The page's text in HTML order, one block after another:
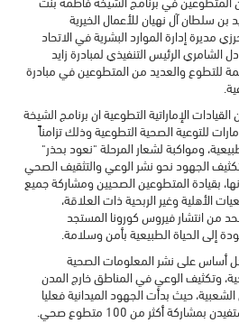
سلطان آل نهيان للأعمال الخيرية
مديرة إدارة الموارد البشرية في الاتحاد
الشامري الرئيس التنفيذي لمبادرة زايد
للتطوع والعديد من المتطوعين في مبادرة
الإماراتية التطوعية ان برنامج الشيخة
للتوعية الصحية التطوعية وذلك تزامناً
ومواكبة لشعار المرحلة "نعود بحذر"
الجهود نحو نشر الوعي والتثقيف الصحي
بقيادة المتطوعين الصحيين ومشاركة جميع
الأهلية وغير الربحية ذات العلاقة،
من انتشار فيروس كورونا المستجد
أساس على نشر المعلومات الصحية
وتكثيف الوعي في المناطق خارج المدن
الشعبية، حيث بدأت الجهود الميدانية فعليا
أكثر من 100 متطوع صحي.